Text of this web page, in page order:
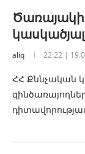
կասկածյալ
aliq 22:22 |
ՀՀ Քննչական